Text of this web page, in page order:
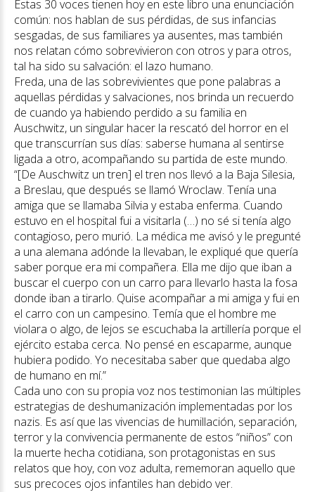
Estas 30 voces tienen hoy en este libro una enunciación
común: nos hablan de sus pérdidas, de sus infancias
sesgadas, de sus familiares ya ausentes, mas también
nos relatan cómo sobrevivieron con otros y para otros,
tal ha sido su salvación: el lazo humano.
Freda, una de las sobrevivientes que pone palabras a
aquellas pérdidas y salvaciones, nos brinda un recuerdo
de cuando ya habiendo perdido a su familia en
Auschwitz, un singular hacer la rescató del horror en el
que transcurrían sus días: saberse humana al sentirse
ligada a otro, acompañando su partida de este mundo.
“[De Auschwitz un tren] el tren nos llevó a la Baja Silesia,
a Breslau, que después se llamó Wroclaw. Tenía una
amiga que se llamaba Silvia y estaba enferma. Cuando
estuvo en el hospital fui a visitarla (…) no sé si tenía algo
contagioso, pero murió. La médica me avisó y le pregunté
a una alemana adónde la llevaban, le expliqué que quería
saber porque era mi compañera. Ella me dijo que iban a
buscar el cuerpo con un carro para llevarlo hasta la fosa
donde iban a tirarlo. Quise acompañar a mi amiga y fui en
el carro con un campesino. Temía que el hombre me
violara o algo, de lejos se escuchaba la artillería porque el
ejército estaba cerca. No pensé en escaparme, aunque
hubiera podido. Yo necesitaba saber que quedaba algo
de humano en mí.”
Cada uno con su propia voz nos testimonian las múltiples
estrategias de deshumanización implementadas por los
nazis. Es así que las vivencias de humillación, separación,
terror y la convivencia permanente de estos “niños” con
la muerte hecha cotidiana, son protagonistas en sus
relatos que hoy, con voz adulta, rememoran aquello que
sus precoces ojos infantiles han debido ver.